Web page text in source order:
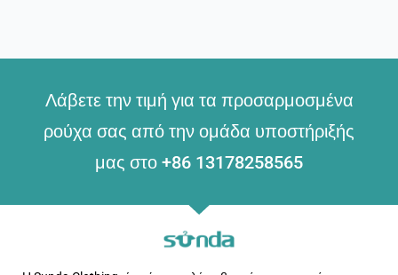
Λάβετε την τιμή για τα προσαρμοσμένα
ρούχα σας από την ομάδα υποστήριξής
μας στο +86 13178258565